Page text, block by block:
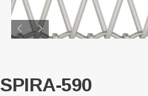
SPIRA-590